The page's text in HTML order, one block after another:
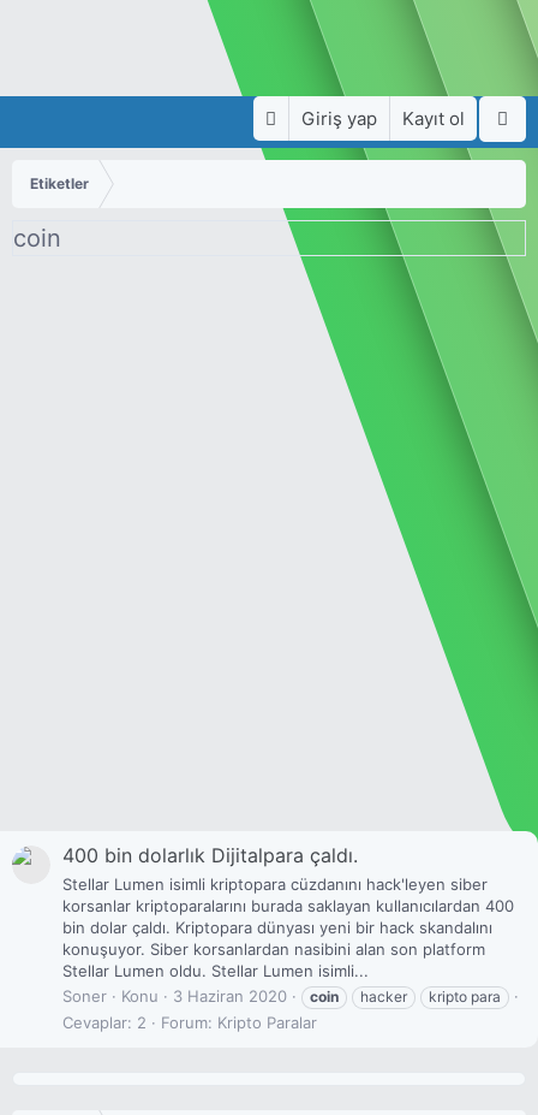
Giriş yap Kayıt ol
Etiketler
coin
400 bin dolarlık Dijitalpara çaldı.
Stellar Lumen isimli kriptopara cüzdanını hack'leyen siber
korsanlar kriptoparalarını burada saklayan kullanıcılardan 400
bin dolar çaldı. Kriptopara dünyası yeni bir hack skandalını
konuşuyor. Siber korsanlardan nasibini alan son platform
Stellar Lumen oldu. Stellar Lumen isimli...
Soner
Konu 3 Haziran 2020 coin hacker kripto para
Cevaplar: 2 Forum: Kripto Paralar